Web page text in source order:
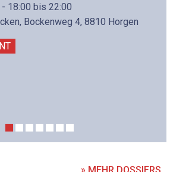
18:00 bis 22:00
Bockenweg 4, 8810 Horgen